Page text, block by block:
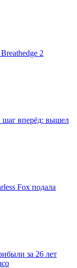
2
шаг вперёд: вышел
Fox подала
за 26 лет